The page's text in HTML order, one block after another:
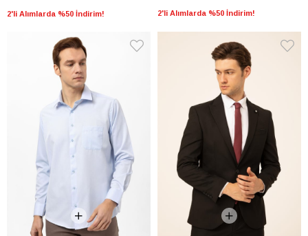
2'li Alımlarda %50 İndirim! 2'li Alımlarda %50 İndirim!